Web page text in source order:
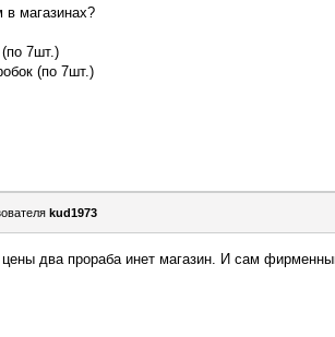
в магазинах?
7шт.)
(по 7шт.)
kud1973
два прораба инет магазин. И сам